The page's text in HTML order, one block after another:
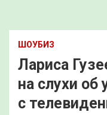
ШОУБИЗ
Лариса
на слухи об
с